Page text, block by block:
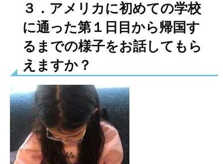
３．アメリカに初めての学校
に通った第１日目から帰国す
るまでの様子をお話してもら
えますか？